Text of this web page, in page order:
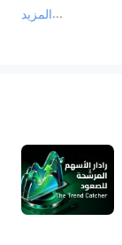
المزيد
أو ضمانات.